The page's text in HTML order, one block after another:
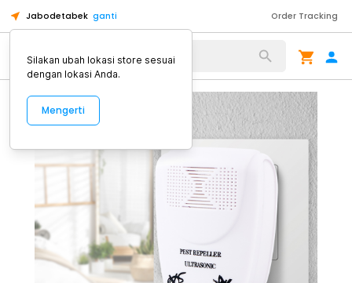
Jabodetabek ganti Order Tracking
Alat Kopi
Silakan ubah lokasi store sesuai
dengan lokasi Anda.
Mengerti